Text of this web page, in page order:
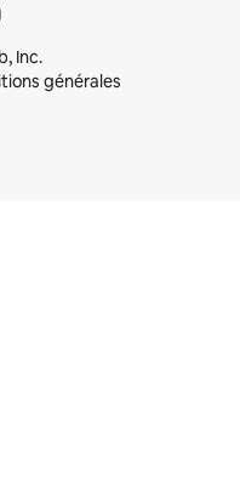
Inc.
générales